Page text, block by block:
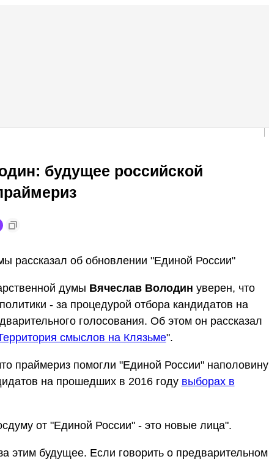
будущее российской
рассказал об обновлении "Единой России"
думы Вячеслав Володин уверен, что
- за процедурой отбора кандидатов на
голосования. Об этом он рассказал
смыслов на Клязьме".
праймериз помогли "Единой России" наполовину
на прошедших в 2016 году выборах в
от "Единой России" - это новые лица".
этим будущее. Если говорить о предварительном